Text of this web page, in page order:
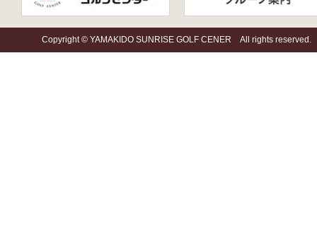
Copyright © YAMAKIDO SUNRISE GOLF CENER All rights reserved.